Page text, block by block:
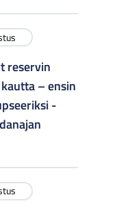
reservin
– ensin
-